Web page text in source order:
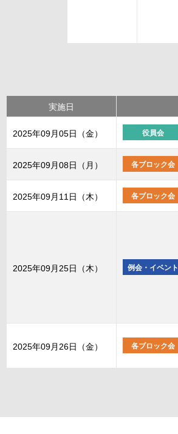
実施日
2025年09月05日（金） 役員会
2025年09月08日（月） 各ブロック会
2025年09月11日（木） 各ブロック会
2025年09月25日（木） 例会・イベント
2025年09月26日（金） 各ブロック会